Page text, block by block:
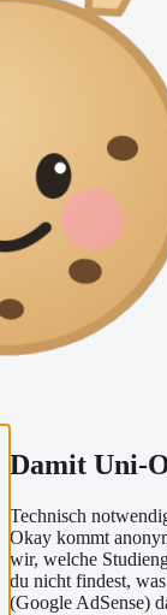
Damit Uni-
Technisch
Okay kommt
wir, welche
du nicht findest,
(Google AdSense)